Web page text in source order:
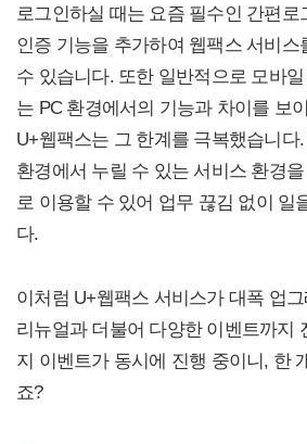
로그인하실 때는 요즘 필수인 간편로
인증 기능을 추가하여 웹팩스 서비스
수 있습니다. 또한 일반적으로 모바
는 PC 환경에서의 기능과 차이를 보
U+웹팩스는 그 한계를 극복했습니다
환경에서 누릴 수 있는 서비스 환경
로 이용할 수 있어 업무 끊김 없이 일
다.
이처럼 U+웹팩스 서비스가 대폭 업
리뉴얼과 더불어 다양한 이벤트까지
지 이벤트가 동시에 진행 중이니, 한
죠?